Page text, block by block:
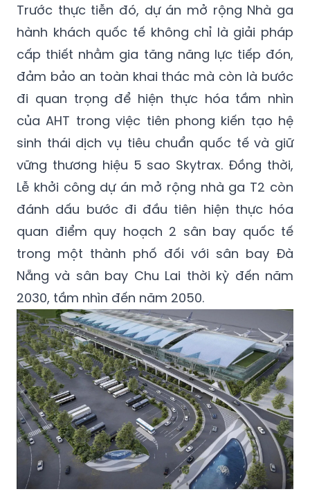
Trước thực tiễn đó, dự án mở rộng Nhà ga
hành khách quốc tế không chỉ là giải pháp
cấp thiết nhằm gia tăng năng lực tiếp đón,
đảm bảo an toàn khai thác mà còn là bước
đi quan trọng để hiện thực hóa tầm nhìn
của AHT trong việc tiên phong kiến tạo hệ
sinh thái dịch vụ tiêu chuẩn quốc tế và giữ
vững thương hiệu 5 sao Skytrax. Đồng thời,
Lễ khởi công dự án mở rộng nhà ga T2 còn
đánh dấu bước đi đầu tiên hiện thực hóa
quan điểm quy hoạch 2 sân bay quốc tế
trong một thành phố đối với sân bay Đà
Nẵng và sân bay Chu Lai thời kỳ đến năm
2030, tầm nhìn đến năm 2050.